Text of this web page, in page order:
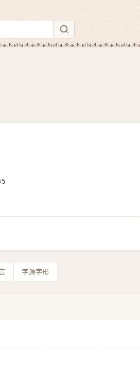
字源字形